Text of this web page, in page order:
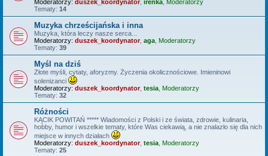
Moderatorzy: duszek_koordynator, irenka Moderatorzy
Tematy: 14
Muzyka chrześcijańska i inna
Muzyka, która leczy nasze serca...
Moderatorzy: duszek_koordynator, aga Moderatorzy
Tematy: 39
Myśl na dziś
Złote myśli, cytaty, aforyzmy. Życzenia okolicznościowe. Imieninowi
solenizanci
Moderatorzy: duszek_koordynator, tesia Moderatorzy
Tematy: 32
Różności
KĄCIK POWITAŃ ***** Wiadomości z Polski i ze świata, zdrowie, kulinaria,
hobby, humor i wszelkie tematy, które Was ciekawią, a nie znalazło się dla nich
miejsce w innych działach
Moderatorzy: duszek_koordynator, tesia Moderatorzy
Tematy: 25